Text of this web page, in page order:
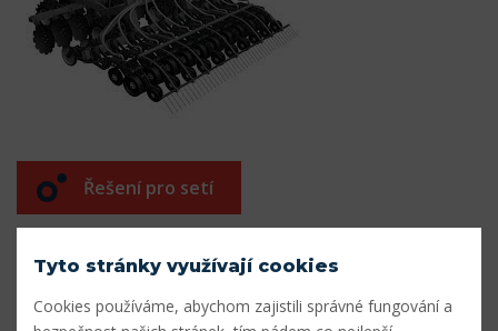
Řešení pro setí
Tyto stránky využívají cookies
Cookies používáme, abychom zajistili správné fungování a